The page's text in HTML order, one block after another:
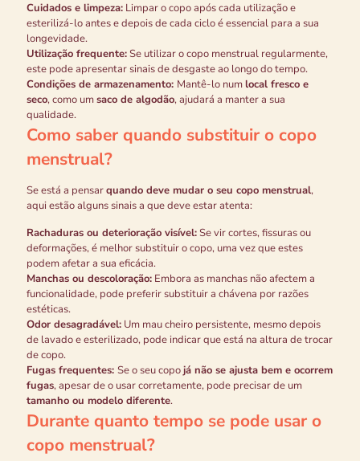
Cuidados e limpeza: Limpar o copo após cada utilização e
esterilizá-lo antes e depois de cada ciclo é essencial para a sua
longevidade.
Utilização frequente:Se utilizar o copo menstrual regularmente,
este pode apresentar sinais de desgaste ao longo do tempo.
Condições de armazenamento: Mantê-lo numlocal fresco e
seco, como umsaco de algodão, ajudará a manter a sua
qualidade.
Como saber quando substituir o copo
menstrual?
Se está a pensarquando deve mudar o seu copo menstrual,
aqui estão alguns sinais a que deve estar atenta:
Rachaduras ou deterioração visível:Se vir cortes, fissuras ou
deformações, é melhor substituir o copo, uma vez que estes
podem afetar a sua eficácia.
Manchas ou descoloração: Embora as manchas não afectem a
funcionalidade, pode preferir substituir a chávena por razões
estéticas.
Odor desagradável: Um mau cheiro persistente, mesmo depois
de lavado e esterilizado, pode indicar que está na altura de trocar
de copo.
Fugas frequentes: Se o seu copojá não se ajusta bem e ocorrem
fugas, apesar de o usar corretamente, pode precisar de um
tamanho ou modelo diferente.
Durante quanto tempo se pode usar o
copo menstrual?